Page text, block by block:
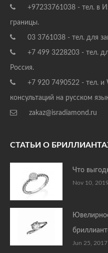
+97233761038 - тел. в
границы.
03 3761038 - тел. для
+7 499 3228203 - тел.
Россия.
+7 920 7490522 - тел. и
консультаций на русском
zakaz@isradiamond.ru
СТАТЬИ О
Что
Nov 10, 2019
Jun 25, 2017